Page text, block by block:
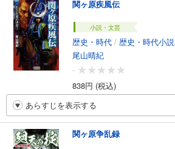
関ヶ原疾風伝
小説・文芸
歴史・時代 / 歴史・時代小説
尾山晴紀
-
838円 (税込)
あらすじを表示する
関ヶ原争乱録